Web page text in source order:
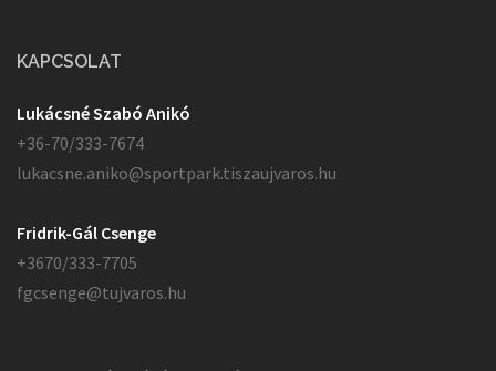
KAPCSOLAT
Lukácsné Szabó Anikó
+36-70/333-7674
lukacsne.aniko@sportpark.tiszaujvaros.hu
Fridrik-Gál Csenge
+3670/333-7705
fgcsenge@tujvaros.hu